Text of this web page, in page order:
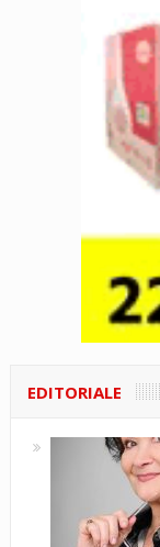
EDITORIALE